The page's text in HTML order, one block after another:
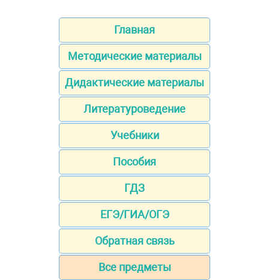
Главная
Методические материалы
Дидактические материалы
Литературоведение
Учебники
Пособия
ГДЗ
ЕГЭ/ГИА/ОГЭ
Обратная связь
Все предметы